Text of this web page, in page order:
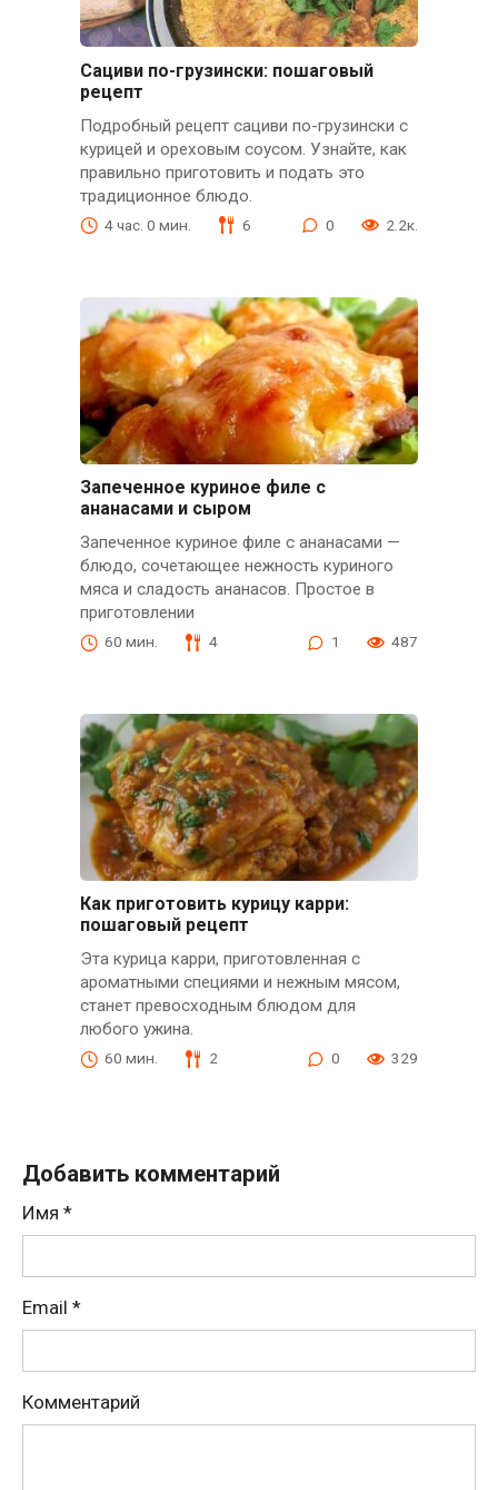
Сациви по-грузински: пошаговый
рецепт
Подробный рецепт сациви по-грузински с
курицей и ореховым соусом. Узнайте, как
правильно приготовить и подать это
традиционное блюдо.
4 час. 0 мин. 6 0 2.2к.
Запеченное куриное филе с
ананасами и сыром
Запеченное куриное филе с ананасами —
блюдо, сочетающее нежность куриного
мяса и сладость ананасов. Простое в
приготовлении
60 мин. 4 1 487
Как приготовить курицу карри:
пошаговый рецепт
Эта курица карри, приготовленная с
ароматными специями и нежным мясом,
станет превосходным блюдом для
любого ужина.
60 мин. 2 0 329
Добавить комментарий
Имя *
Email *
Комментарий